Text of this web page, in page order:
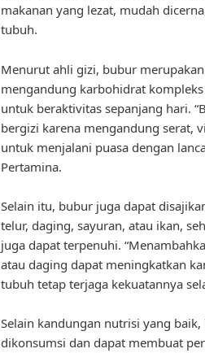
makanan yang lezat, mudah
tubuh.
Menurut ahli gizi, bubur
mengandung karbohidrat
untuk beraktivitas sepanjang hari.
bergizi karena mengandung serat,
untuk menjalani puasa dengan
Pertamina.
Selain itu, bubur juga dapat
telur, daging, sayuran, atau ikan,
juga dapat terpenuhi.
atau daging dapat meningkatkan
tubuh tetap terjaga kekuatannya
Selain kandungan nutrisi yang
dikonsumsi dan dapat membuat